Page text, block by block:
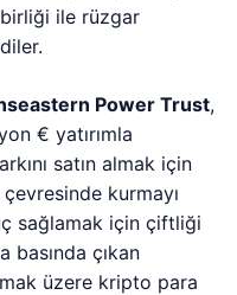
ile rüzgar
Power Trust,
€ yatırımla
satın almak için
kurmayı
sağlamak için çiftliği
basında çıkan
üzere kripto para